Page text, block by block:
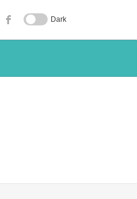
Dark